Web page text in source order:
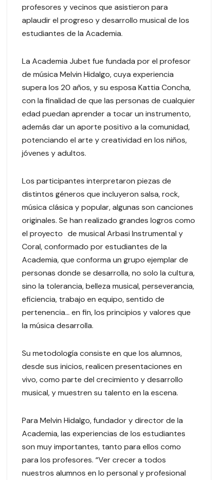
profesores y vecinos que asistieron para
aplaudir el progreso y desarrollo musical de los
estudiantes de la Academia.
La Academia Jubet fue fundada por el profesor
de música Melvin Hidalgo, cuya experiencia
supera los 20 años, y su esposa Kattia Concha,
con la finalidad de que las personas de cualquier
edad puedan aprender a tocar un instrumento,
además dar un aporte positivo a la comunidad,
potenciando el arte y creatividad en los niños,
jóvenes y adultos.
Los participantes interpretaron piezas de
distintos géneros que incluyeron salsa, rock,
música clásica y popular, algunas son canciones
originales. Se han realizado grandes logros como
el proyecto de musical Arbasi Instrumental y
Coral, conformado por estudiantes de la
Academia, que conforma un grupo ejemplar de
personas donde se desarrolla, no solo la cultura,
sino la tolerancia, belleza musical, perseverancia,
eficiencia, trabajo en equipo, sentido de
pertenencia… en fin, los principios y valores que
la música desarrolla.
Su metodología consiste en que los alumnos,
desde sus inicios, realicen presentaciones en
vivo, como parte del crecimiento y desarrollo
musical, y muestren su talento en la escena.
Para Melvin Hidalgo, fundador y director de la
Academia, las experiencias de los estudiantes
son muy importantes, tanto para ellos como
para los profesores. “Ver crecer a todos
nuestros alumnos en lo personal y profesional